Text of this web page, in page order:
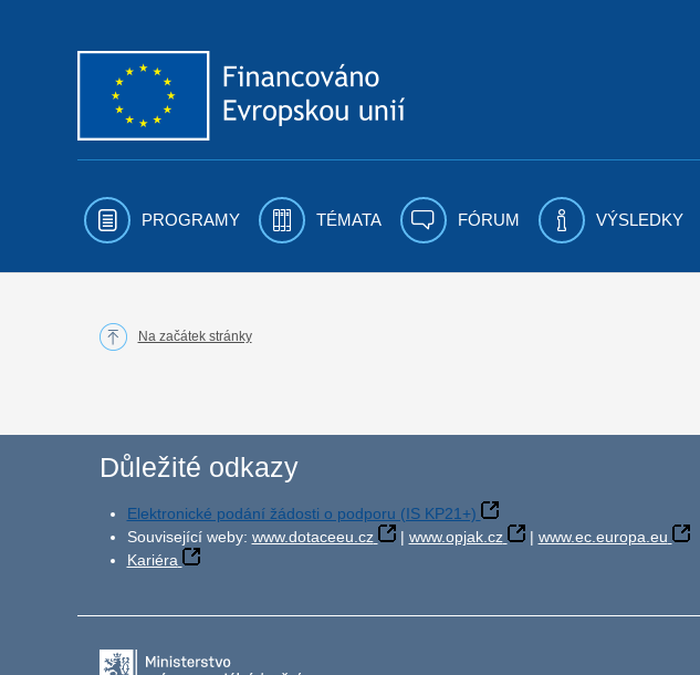
PROGRAMY TÉMATA FÓRUM VÝSLEDKY
Na začátek stránky
Důležité odkazy
Elektronické podání žádosti o podporu (IS KP21+)
Související weby: www.dotaceeu.cz | www.opjak.cz | www.ec.europa.eu
Kariéra